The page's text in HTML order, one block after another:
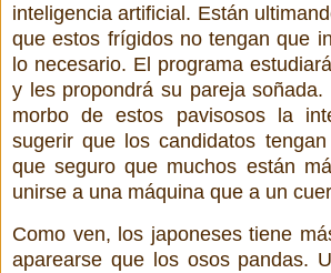
inteligencia artificial. Están
que estos frígidos no tengan que
lo necesario. El programa
y les propondrá su pareja soñada.
morbo de estos pavisosos la
sugerir que los candidatos
que seguro que muchos están
unirse a una máquina que a un
Como ven, los japoneses tiene
aparearse que los osos pandas.